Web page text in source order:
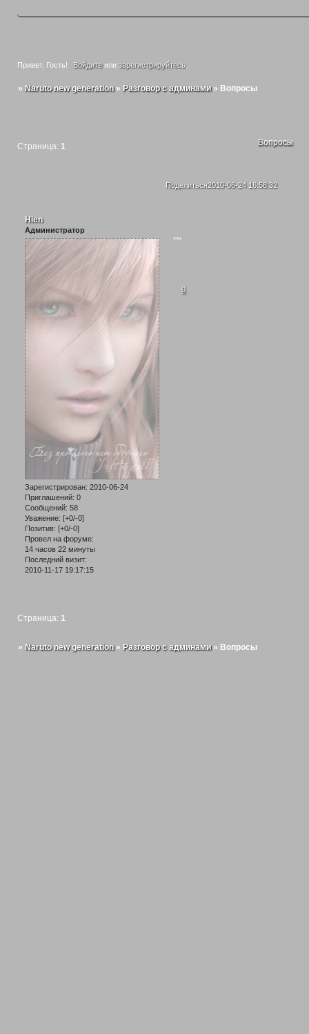
Привет, Гость! Войдитеили зарегистрируйтесь.
» Naruto new generation » Разговор с админами » Вопросы
Вопросы
Страница: 1
Поделиться2010-06-24 16:58:32
Hien
Администратор
Зарегистрирован: 2010-06-24
Приглашений: 0
Сообщений: 58
Уважение: [+0/-0]
Позитив: [+0/-0]
Провел на форуме:
14 часов 22 минуты
Последний визит:
2010-11-17 19:17:15
***
0
Страница: 1
» Naruto new generation » Разговор с админами » Вопросы